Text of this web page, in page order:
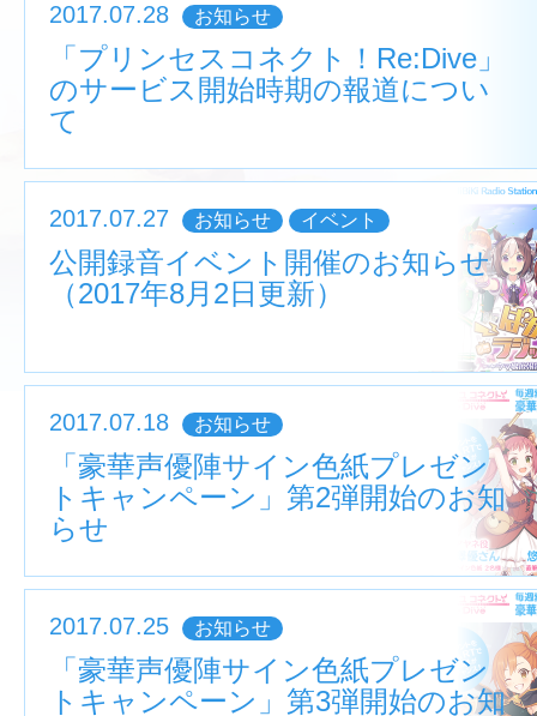
2017.07.28 お知らせ
「プリンセスコネクト！Re:Dive」
のサービス開始時期の報道につい
て
2017.07.27 お知らせ イベント
公開録音イベント開催のお知らせ
（2017年8月2日更新）
2017.07.18 お知らせ
「豪華声優陣サイン色紙プレゼン
トキャンペーン」第2弾開始のお知
らせ
2017.07.25 お知らせ
「豪華声優陣サイン色紙プレゼン
トキャンペーン」第3弾開始のお知